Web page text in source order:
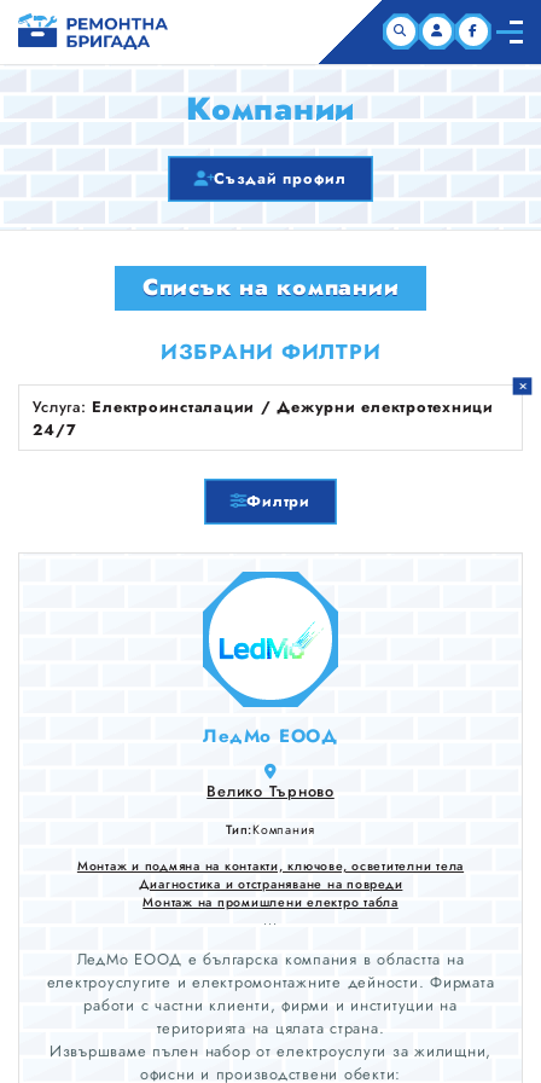
КОМПАНИИ
ЗА НАС
Компании
Създай профил
Списък на компании
ИЗБРАНИ ФИЛТРИ
Услуга: Електроинсталации / Дежурни електротехници
24/7
Филтри
ЛедМо ЕООД
Велико Търново
Тип:Компания
Монтаж и подмяна на контакти, ключове, осветителни тела
Диагностика и отстраняване на повреди
Монтаж на промишлени електро табла
...
ЛедМо ЕООД е българска компания в областта на
електроуслугите и електромонтажните дейности. Фирмата
работи с частни клиенти, фирми и институции на
територията на цялата страна.
Извършваме пълен набор от електроуслуги за жилищни,
офисни и производствени обекти: